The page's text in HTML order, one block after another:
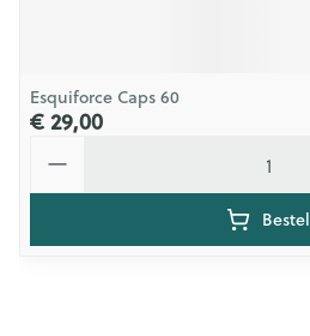
Esquiforce Caps 60
€ 29,00
Bestel